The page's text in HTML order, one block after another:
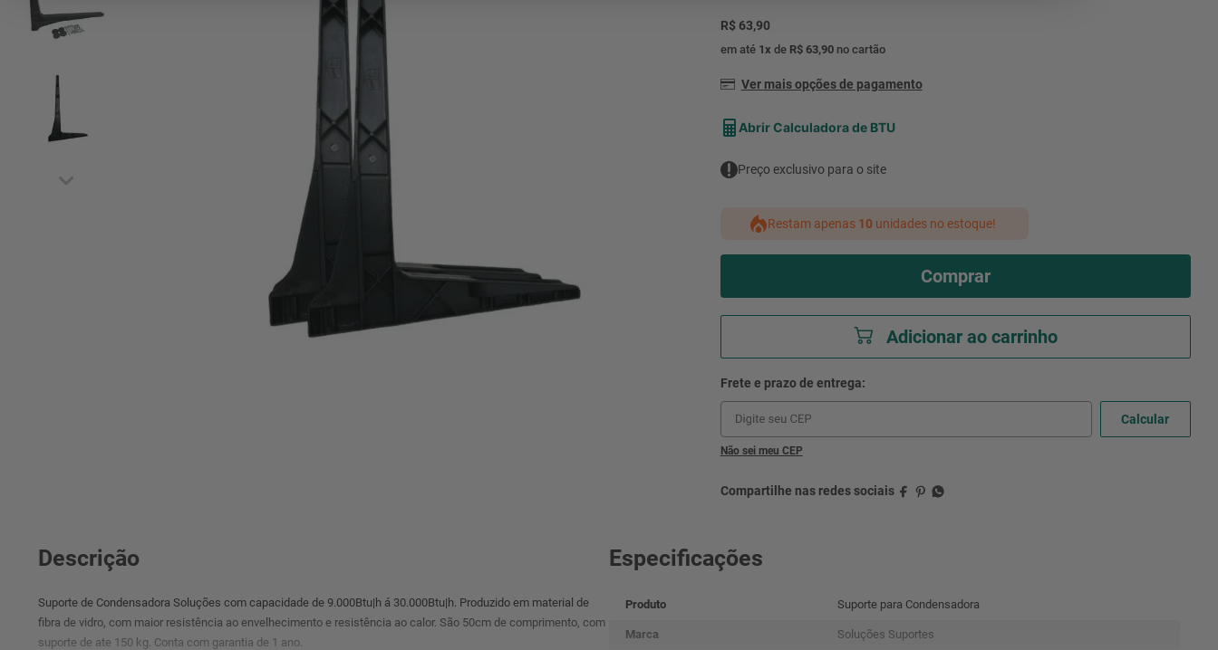
R$ 63,90
em até 1x de R$ 63,90no cartão
Ver mais opções de pagamento
Abrir Calculadora de BTU
Preço exclusivo para o site
Restam apenas 10 unidades no estoque!
Comprar
Adicionar ao carrinho
Não sei meu CEP
Descrição
Suporte de Condensadora Soluções com capacidade de 9.000Btu|h á 30.000Btu|h. Produzido em material de
fibra de vidro, com maior resistência ao envelhecimento e resistência ao calor. São 50cm de comprimento, com
suporte de ate 150 kg. Conta com garantia de 1 ano.
Especificações
Produto Suporte para Condensadora
Marca Soluções Suportes